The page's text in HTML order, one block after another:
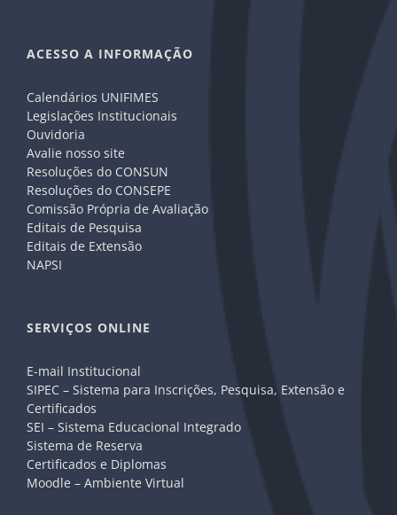
ACESSO A INFORMAÇÃO
Calendários UNIFIMES
Legislações Institucionais
Ouvidoria
Avalie nosso site
Resoluções do CONSUN
Resoluções do CONSEPE
Comissão Própria de Avaliação
Editais de Pesquisa
Editais de Extensão
NAPSI
SERVIÇOS ONLINE
E-mail Institucional
SIPEC – Sistema para Inscrições, Pesquisa, Extensão e
Certificados
SEI – Sistema Educacional Integrado
Sistema de Reserva
Certificados e Diplomas
Moodle – Ambiente Virtual